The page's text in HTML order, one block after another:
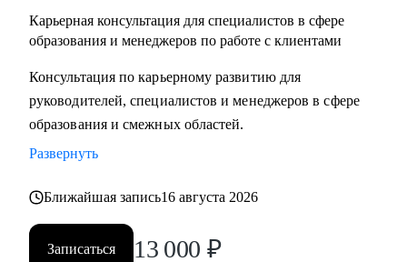
Карьерная консультация для специалистов в сфере
образования и менеджеров по работе с клиентами
Консультация по карьерному развитию для
руководителей, специалистов и менеджеров в сфере
образования и смежных областей.
Развернуть
Ближайшая запись16 августа 2026
Записаться 13 000 ₽